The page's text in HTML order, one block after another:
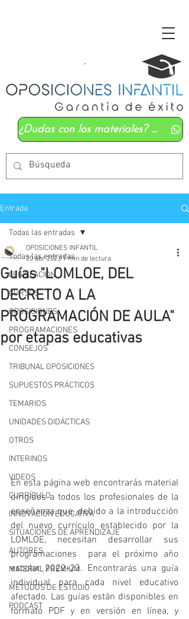
¿Dudas con los materiales? Mándanos un whatsapp
Entrada
Todas las entradas
LEGISLACIÓN
CURSOS
OPOSICIONES
PROGRAMACIONES
CONSEJOS
TRIBUNAL OPOSICIONES
SUPUESTOS PRÁCTICOS
TEMARIOS
UNIDADES DIDÁCTICAS
OTROS
INTERINOS
VIDEOS
CURRÍCULO
INNOVACIÓN EDUCATIVA
SITUACIONES DE APRENDIZAJE
AUTORES
MATERIAL PREMIUM
MÉTODOS DE ESTUDIO
PODCAST
Todas las entradas
Guías "LOMLOE, DEL
DECRETO A LA
PROGRAMACIÓN DE AULA"
por etapas educativas
OPOSICIONES INFANTIL
20 abr 2023 1 min de lectura
En esta página web encontrarás material
dirigidos a todos los profesionales de la
enseñanza que, debido a la introducción
del nuevo currículo establecido por la
LOMLOE, necesitan desarrollar sus
programaciones  para el próximo año
escolar 2022-23. Encontrarás una guía
individual para cada nivel educativo
afectado. Las guías están disponibles en
formato PDF y en versión en línea, y